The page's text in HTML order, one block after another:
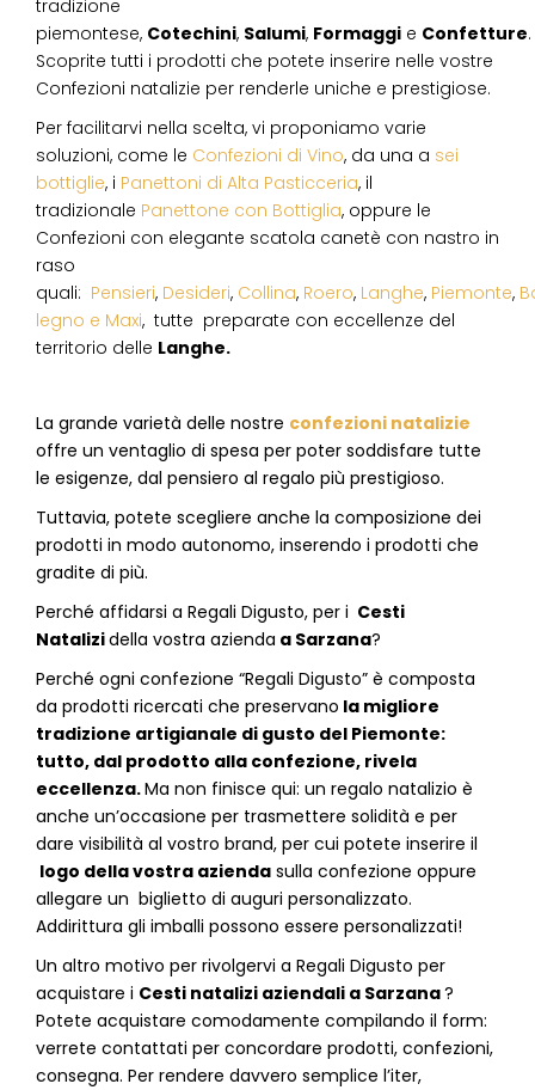
tradizione
piemontese, Cotechini, Salumi, Formaggi e Confetture.
Scoprite tutti i prodotti che potete inserire nelle vostre
Confezioni natalizie per renderle uniche e prestigiose.
Per facilitarvi nella scelta, vi proponiamo varie
soluzioni, come le Confezioni di Vino, da una a sei
bottiglie, i Panettoni di Alta Pasticceria, il
tradizionale Panettone con Bottiglia, oppure le
Confezioni con elegante scatola canetè con nastro in
raso
quali: Pensieri, Desideri, Collina, Roero, Langhe, Piemonte,
legno e Maxi, tutte preparate con eccellenze del
territorio delle Langhe.
La grande varietà delle nostre confezioni natalizie
offre un ventaglio di spesa per poter soddisfare tutte
le esigenze, dal pensiero al regalo più prestigioso.
Tuttavia, potete scegliere anche la composizione dei
prodotti in modo autonomo, inserendo i prodotti che
gradite di più.
Perché affidarsi a Regali Digusto, per i Cesti
Natalizidella vostra azienda a Sarzana?
Perché ogni confezione “Regali Digusto” è composta
da prodotti ricercati che preservano la migliore
tradizione artigianale di gusto del Piemonte:
tutto, dal prodotto alla confezione, rivela
eccellenza.Ma non finisce qui: un regalo natalizio è
anche un’occasione per trasmettere solidità e per
dare visibilità al vostro brand, per cui potete inserire il
logo della vostra azienda sulla confezione oppure
allegare un biglietto di auguri personalizzato.
Addirittura gli imballi possono essere personalizzati!
Un altro motivo per rivolgervi a Regali Digusto per
acquistare i Cesti natalizi aziendali a Sarzana?
Potete acquistare comodamente compilando il form:
verrete contattati per concordare prodotti, confezioni,
consegna. Per rendere davvero semplice l’iter,